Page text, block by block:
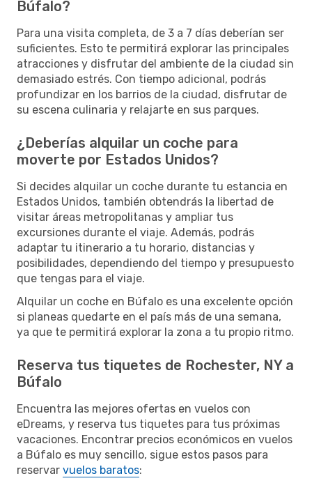
Búfalo?
Para una visita completa, de 3 a 7 días deberían ser
suficientes. Esto te permitirá explorar las principales
atracciones y disfrutar del ambiente de la ciudad sin
demasiado estrés. Con tiempo adicional, podrás
profundizar en los barrios de la ciudad, disfrutar de
su escena culinaria y relajarte en sus parques.
¿Deberías alquilar un coche para
moverte por Estados Unidos?
Si decides alquilar un coche durante tu estancia en
Estados Unidos, también obtendrás la libertad de
visitar áreas metropolitanas y ampliar tus
excursiones durante el viaje. Además, podrás
adaptar tu itinerario a tu horario, distancias y
posibilidades, dependiendo del tiempo y presupuesto
que tengas para el viaje.
Alquilar un coche en Búfalo es una excelente opción
si planeas quedarte en el país más de una semana,
ya que te permitirá explorar la zona a tu propio ritmo.
Reserva tus tiquetes de Rochester, NY a
Búfalo
Encuentra las mejores ofertas en vuelos con
eDreams, y reserva tus tiquetes para tus próximas
vacaciones. Encontrar precios económicos en vuelos
a Búfalo es muy sencillo, sigue estos pasos para
reservar vuelos baratos: